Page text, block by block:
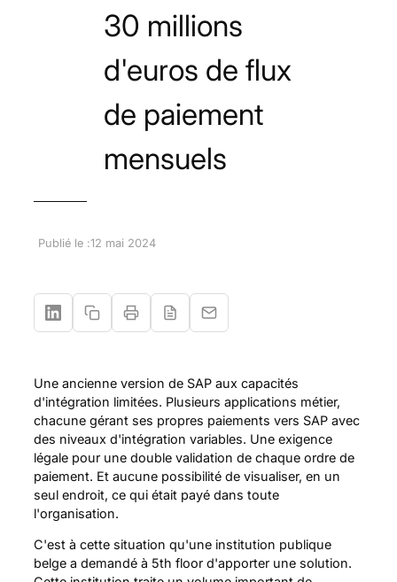
30 millions
d'euros de flux
de paiement
mensuels
Publié le :12 mai 2024
Une ancienne version de SAP aux capacités
d'intégration limitées. Plusieurs applications métier,
chacune gérant ses propres paiements vers SAP avec
des niveaux d'intégration variables. Une exigence
légale pour une double validation de chaque ordre de
paiement. Et aucune possibilité de visualiser, en un
seul endroit, ce qui était payé dans toute
l'organisation.
C'est à cette situation qu'une institution publique
belge a demandé à 5th floor d'apporter une solution.